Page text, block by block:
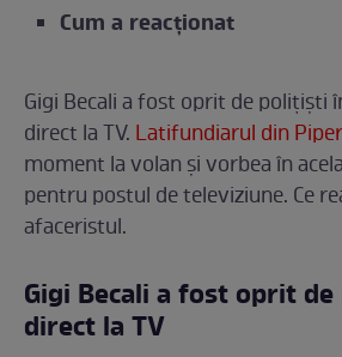
Cum a reacționat
Gigi Becali a fost oprit de polițiști
direct la TV. Latifundiarul din
moment la volan și vorbea în
pentru postul de televiziune. Ce
afaceristul.
Gigi Becali a fost oprit
direct la TV